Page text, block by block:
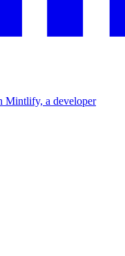
Mintlify, a developer